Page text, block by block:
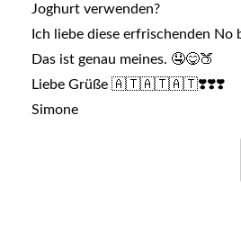
Joghurt verwenden?
Ich liebe diese erfrischenden No
Das ist genau meines. 🤤😋🍑
Liebe Grüße 🇦🇹🇦🇹🇦🇹❣️❣️❣️
Simone